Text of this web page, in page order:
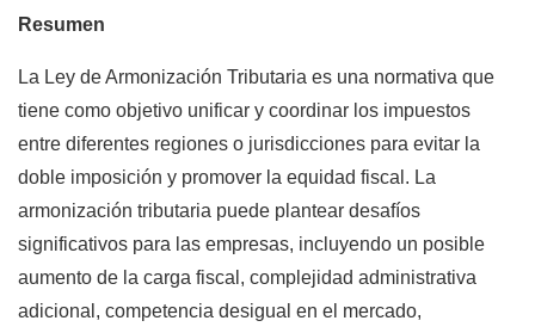
Resumen
La Ley de Armonización Tributaria es una normativa que
tiene como objetivo unificar y coordinar los impuestos
entre diferentes regiones o jurisdicciones para evitar la
doble imposición y promover la equidad fiscal. La
armonización tributaria puede plantear desafíos
significativos para las empresas, incluyendo un posible
aumento de la carga fiscal, complejidad administrativa
adicional, competencia desigual en el mercado,